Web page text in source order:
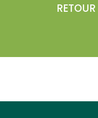
RETOUR